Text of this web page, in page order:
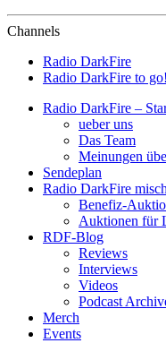
Channels
Radio DarkFire
Radio DarkFire to go!
Radio DarkFire –
ueber uns
Das Team
Meinungen
Sendeplan
Radio DarkFire
Benefiz-
Auktionen für
RDF-Blog
Reviews
Interviews
Videos
Podcast
Merch
Events